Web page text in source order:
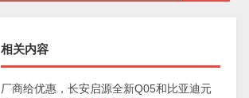
相关内容
厂商给优惠，长安启源全新Q05和比亚迪元